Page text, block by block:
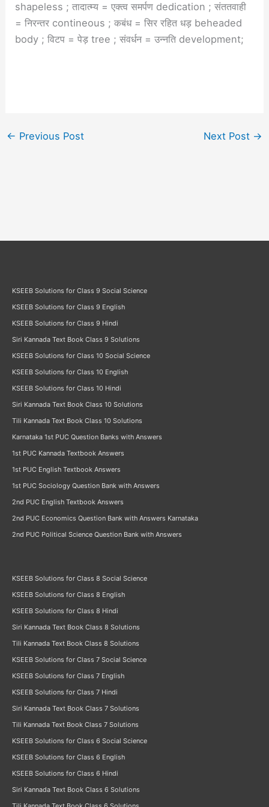
shapeless ; तादात्म्य = एक्त्व समर्पण dedication ; संततवाही
= निरन्तर contineous ; कबंध = सिर रहित धड़ beheaded
body ; विटप = पेड़ tree ; संवर्धन = उन्नति development;
← Previous Post Next Post →
KSEEB Solutions for Class 9 Social Science
KSEEB Solutions for Class 9 English
KSEEB Solutions for Class 9 Hindi
Siri Kannada Text Book Class 9 Solutions
KSEEB Solutions for Class 10 Social Science
KSEEB Solutions for Class 10 English
KSEEB Solutions for Class 10 Hindi
Siri Kannada Text Book Class 10 Solutions
Tili Kannada Text Book Class 10 Solutions
Karnataka 1st PUC Question Banks with Answers
1st PUC Kannada Textbook Answers
1st PUC English Textbook Answers
1st PUC Sociology Question Bank with Answers
2nd PUC English Textbook Answers
2nd PUC Economics Question Bank with Answers Karnataka
2nd PUC Political Science Question Bank with Answers
KSEEB Solutions for Class 8 Social Science
KSEEB Solutions for Class 8 English
KSEEB Solutions for Class 8 Hindi
Siri Kannada Text Book Class 8 Solutions
Tili Kannada Text Book Class 8 Solutions
KSEEB Solutions for Class 7 Social Science
KSEEB Solutions for Class 7 English
KSEEB Solutions for Class 7 Hindi
Siri Kannada Text Book Class 7 Solutions
Tili Kannada Text Book Class 7 Solutions
KSEEB Solutions for Class 6 Social Science
KSEEB Solutions for Class 6 English
KSEEB Solutions for Class 6 Hindi
Siri Kannada Text Book Class 6 Solutions